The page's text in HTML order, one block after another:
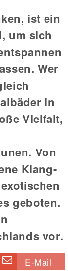
ist ein
um sich
Wer
in
Vielfalt,
Von
Klang-
geboten.
vor.
E-Mail